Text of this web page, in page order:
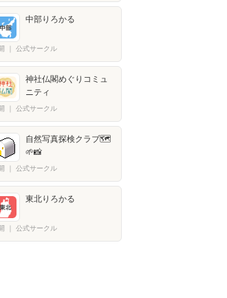
中部りろかる
公式サークル
神社仏閣めぐりコミュ
ニティ
公式サークル
自然写真探検クラブ🗺️
🌱📸
公式サークル
東北りろかる
公式サークル